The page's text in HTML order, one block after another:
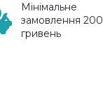
Мінімальне
замовлення 200
гривень